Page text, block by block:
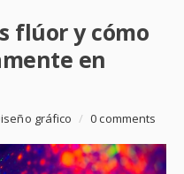
flúor y cómo
en
gráfico / 0 comments